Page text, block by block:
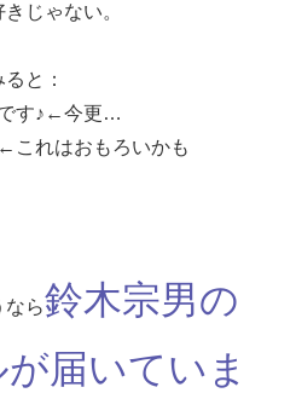
じゃない。
と：
です♪←今更…
これはおもろいかも
なら鈴木宗男の
届いていま